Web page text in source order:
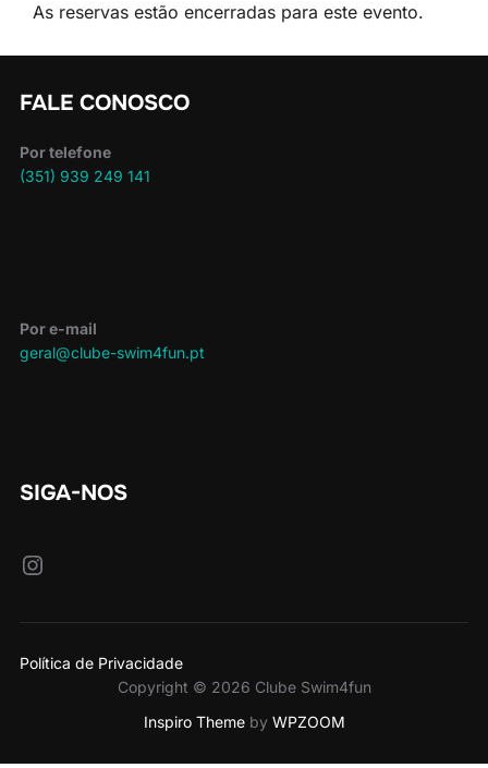
As reservas estão encerradas para este evento.
FALE CONOSCO
Por telefone
(351) 939 249 141
Por e-mail
geral@clube-swim4fun.pt
SIGA-NOS
Instagram
Política de Privacidade
Copyright © 2026 Clube Swim4fun
Inspiro Themeby WPZOOM